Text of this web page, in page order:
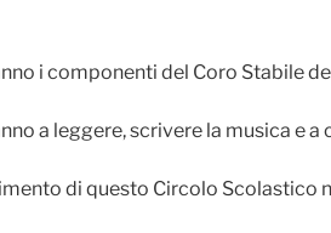
i componenti del Coro Stabile
a leggere, scrivere la musica e a
di questo Circolo Scolastico